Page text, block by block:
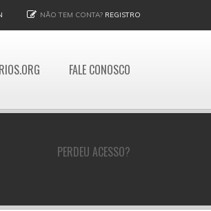
NÃO TEM CONTA? REGISTRO
FALE CONOSCO
PERDEU ACESSO?